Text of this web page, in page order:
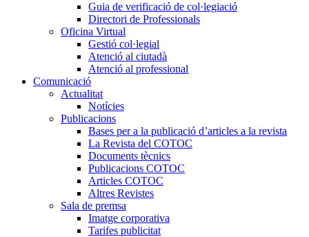
Guia de verificació de col·legiació
Directori de Professionals
Oficina Virtual
Gestió col·legial
Atenció al ciutadà
Atenció al professional
Comunicació
Actualitat
Notícies
Publicacions
Bases per a la publicació d’articles a la revista
La Revista del COTOC
Documents tècnics
Publicacions COTOC
Articles COTOC
Altres Revistes
Sala de premsa
Imatge corporativa
Tarifes publicitat